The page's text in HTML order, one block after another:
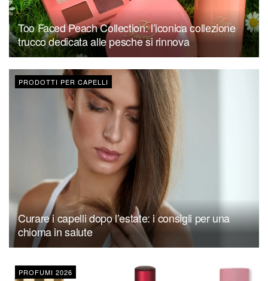
Too Faced Peach Collection: l’iconica collezione
trucco dedicata alle pesche si rinnova
PRODOTTI PER CAPELLI
Curare i capelli dopo l’estate: i consigli per una
chioma in salute
PROFUMI 2026